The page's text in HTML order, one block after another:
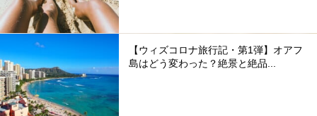
【ウィズコロナ旅行記・第1弾】オアフ
島はどう変わった？絶景と絶品...